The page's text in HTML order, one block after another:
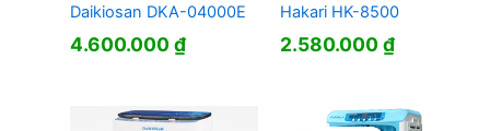
Daikiosan DKA-04000E
4.600.000₫
Hakari HK-8500
2.580.000₫